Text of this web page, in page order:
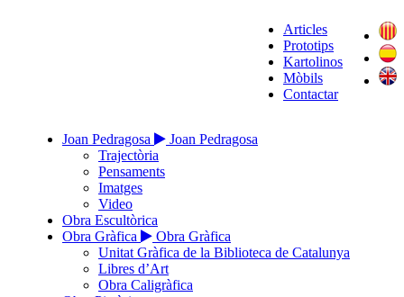
Articles
Prototips
Kartolinos
Mòbils
Contactar
Joan Pedragosa
Joan Pedragosa
Trajectòria
Pensaments
Imatges
Video
Obra Escultòrica
Obra Gràfica
Obra Gràfica
Unitat Gràfica de la Biblioteca de Catalunya
Libres d’Art
Obra Caligràfica